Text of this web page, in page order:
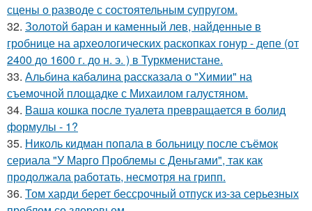
сцены о разводе с состоятельным супругом.
32. Золотой баран и каменный лев, найденные в
гробнице на археологических раскопках гонур - депе (от
2400 до 1600 г. до н. э. ) в Туркменистане.
33. Альбина кабалина рассказала о "Химии" на
съемочной площадке с Михаилом галустяном.
34. Ваша кошка после туалета превращается в болид
формулы - 1?
35. Николь кидман попала в больницу после съёмок
сериала "У Марго Проблемы с Деньгами", так как
продолжала работать, несмотря на грипп.
36. Том харди берет бессрочный отпуск из-за серьезных